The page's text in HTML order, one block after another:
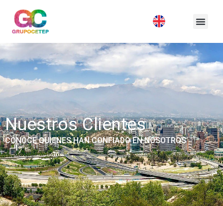
Nuestros Clientes
CONOCE QUIENES HAN CONFIADO EN NOSOTROS